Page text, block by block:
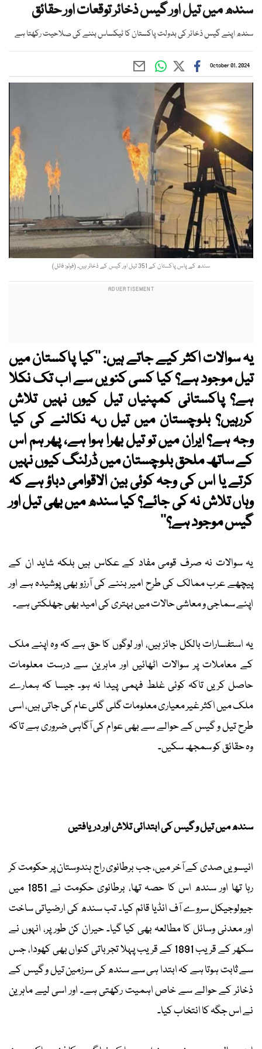
سندھ میں تیل اور گیس ذخائر توقعات اور حقائق
سندھ اپنے گیس ذخائر کی بدولت پاکستان کا ٹیکساس بننے کی صلاحیت رکھتا ہے
October 01, 2024
سندھ کے پاس پاکستان کے 351 تیل اور گیس کے ذخائر ہیں۔ (فوٹو: فائل)
یہ سوالات اکثر کیے جاتے ہیں: ''کیا پاکستان میں
تیل موجود ہے؟ کیا کسی کنویں سے اب تک نکلا
ہے؟ پاکستانی کمپنیاں تیل کیوں نہیں تلاش
کررہیں؟ بلوچستان میں تیل ںہ نکالنے کی کیا
وجہ ہے؟ ایران میں تو تیل بھرا ہوا ہے، پھر ہم اس
کے ساتھ ملحق بلوچستان میں ڈرلنگ کیوں نہیں
کرتے یا اس کی وجہ کوئی بین الاقوامی دباؤ ہے کہ
وہاں تلاش نہ کی جائے؟ کیا سندھ میں بھی تیل اور
گیس موجود ہے؟''
یہ سوالات نہ صرف قومی مفاد کے عکاس ہیں بلکہ شاید ان کے
پیچھے عرب ممالک کی طرح امیر بننے کی آرزو بھی پوشیدہ ہے اور
اپنے سماجی و معاشی حالات میں بہتری کی امید بھی جھلکتی ہے۔
یہ استفسارات بالکل جائز ہیں، اور لوگوں کا حق ہے کہ وہ اپنے ملک
کے معاملات پر سوالات اٹھائیں اور ماہرین سے درست معلومات
حاصل کریں تاکہ کوئی غلط فہمی پیدا نہ ہو۔ جیسا کہ ہمارے
ملک میں اکثر غیر معیاری معلومات گلی گلی عام کی جاتی ہیں، اسی
طرح تیل و گیس کے حوالے سے بھی عوام کی آگاہی ضروری ہے تاکہ
وہ حقائق کو سمجھ سکیں۔
سندھ میں تیل و گیس کی ابتدائی تلاش اور دریافتیں
انیسویں صدی کے آخر میں، جب برطانوی راج ہندوستان پر حکومت کر
رہا تھا اور سندھ اس کا حصہ تھا، برطانوی حکومت نے 1851 میں
جیولوجیکل سروے آف انڈیا قائم کیا۔ تب سندھ کی ارضیاتی ساخت
اور معدنی وسائل کا مطالعہ بھی کیا گیا۔ حیران کن طور پر، انہوں نے
سکھر کے قریب 1891 کے قریب پہلا تجرباتی کنواں بھی کھودا، جس
سے ثابت ہوتا ہے کہ ابتدا ہی سے سندھ کی سرزمین تیل و گیس کے
ذخائر کے حوالے سے خاص اہمیت رکھتی ہے۔ اور اسی لیے ماہرین
نے اس جگہ کا انتخاب کیا۔